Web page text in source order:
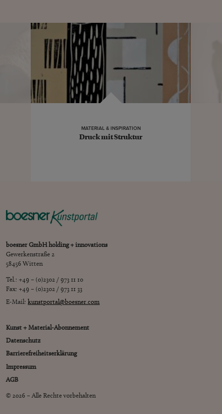
MATERIAL & INSPIRATION
Druck mit Struktur
boesner GmbH holding + innovations
Gewerkenstraße 2
58456 Witten
Tel.: +49 – (0)2302 / 973 11 10
Fax: +49 – (0)2302 / 973 11 33
E-Mail:kunstportal@boesner.com
Kunst + Material-Abonnement
Datenschutz
Barrierefreiheitserklärung
Impressum
AGB
© 2026 – Alle Rechte vorbehalten